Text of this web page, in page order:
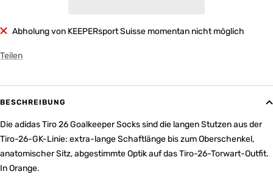
Abholung von KEEPERsport Suisse momentan nicht möglich
Teilen
BESCHREIBUNG
Die adidas Tiro 26 Goalkeeper Socks sind die langen Stutzen aus der
Tiro-26-GK-Linie: extra-lange Schaftlänge bis zum Oberschenkel,
anatomischer Sitz, abgestimmte Optik auf das Tiro-26-Torwart-Outfit.
In Orange.